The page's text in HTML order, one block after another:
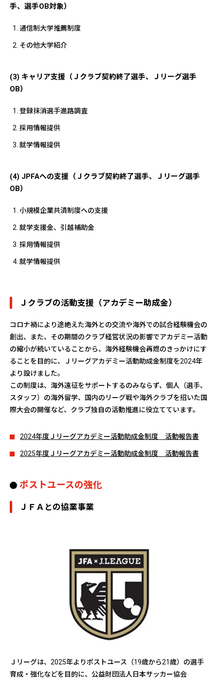
手、選手OB対象）
通信制大学推薦制度
その他大学紹介
(3) キャリア支援（Ｊクラブ契約終了選手、Ｊリーグ選手
OB）
登録抹消選手進路調査
採用情報提供
就学情報提供
(4) JPFAへの支援（Ｊクラブ契約終了選手、Ｊリーグ選手
OB）
小規模企業共済制度への支援
就学支援金、引越補助金
採用情報提供
就学情報提供
Ｊクラブの活動支援（アカデミー助成金）
コロナ禍により途絶えた海外との交流や海外での試合経験機会の
創出、また、その期間のクラブ経営状況の影響でアカデミー活動
の縮小が続いていることから、海外経験機会再燃のきっかけにす
ることを目的に、Ｊリーグアカデミー活動助成金制度を2024年
より設けました。
この制度は、海外遠征をサポートするのみならず、個人（選手、
スタッフ）の海外留学、国内のリーグ戦や海外クラブを招いた国
際大会の開催など、クラブ独自の活動推進に役立てています。
2024年度Ｊリーグアカデミー活動助成金制度 活動報告書
2025年度Ｊリーグアカデミー活動助成金制度 活動報告書
ポストユースの強化
ＪＦＡとの協業事業
Ｊリーグは、2025年よりポストユース（19歳から21歳）の選手
育成・強化などを目的に、公益財団法人日本サッカー協会